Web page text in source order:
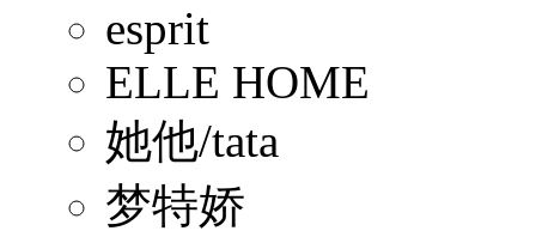
esprit
ELLE HOME
她他/tata
梦特娇